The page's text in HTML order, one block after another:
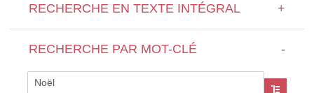
RECHERCHE EN TEXTE INTÉGRAL +
RECHERCHE PAR MOT-CLÉ -